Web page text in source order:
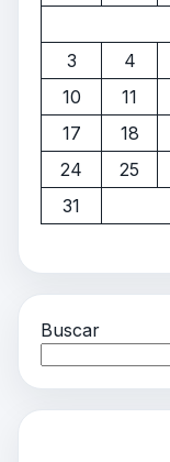
3
4
10
11
17
18
24
25
31
Buscar